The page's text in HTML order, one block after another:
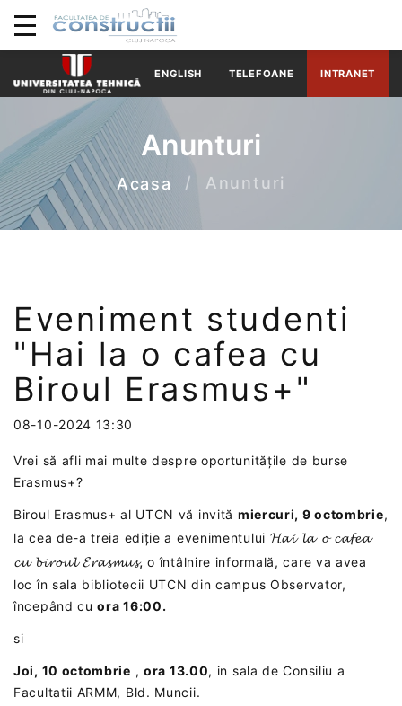
ENGLISH TELEFOANE INTRANET
Anunturi
Acasa Anunturi
Eveniment studenti
"Hai la o cafea cu
Biroul Erasmus+"
08-10-2024 13:30
Vrei să afli mai multe despre oportunitățile de burse
Erasmus+?
Biroul Erasmus+ al UTCN vă invită miercuri, 9 octombrie,
la cea de-a treia ediție a evenimentului 𝓗𝓪𝓲 𝓵𝓪 𝓸 𝓬𝓪𝓯𝓮𝓪
𝓬𝓾 𝓫𝓲𝓻𝓸𝓾𝓵 𝓔𝓻𝓪𝓼𝓶𝓾𝓼, o întâlnire informală, care va avea
loc în sala bibliotecii UTCN din campus Observator,
începând cuora 16:00.
si
Joi, 10 octombrie ,ora 13.00, in sala de Consiliu a
Facultatii ARMM, Bld. Muncii.